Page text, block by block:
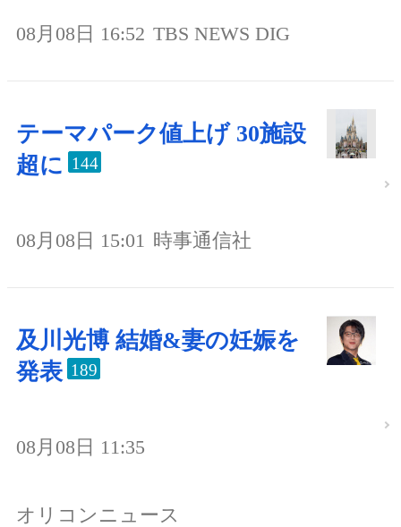
08月08日 16:52 TBS NEWS DIG
テーマパーク値上げ 30施設
超に 144
08月08日 15:01 時事通信社
及川光博 結婚&妻の妊娠を
発表 189
08月08日 11:35
オリコンニュース